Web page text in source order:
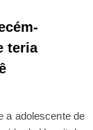
teria
a adolescente de